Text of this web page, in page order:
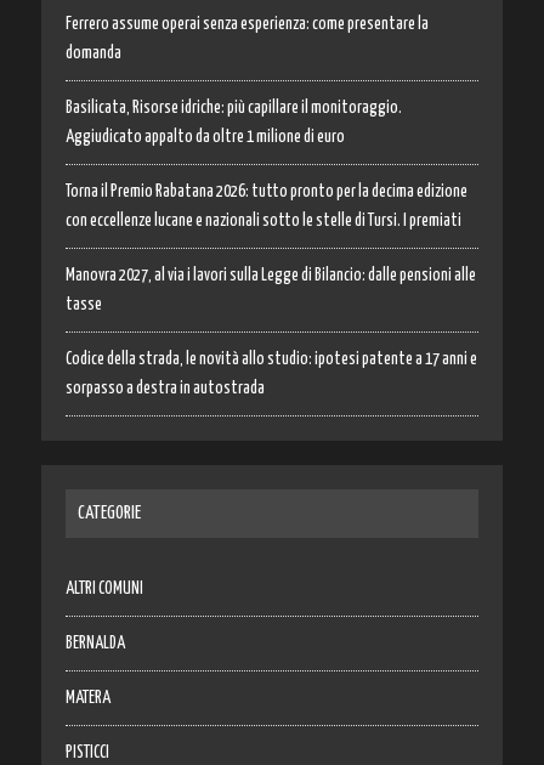
Ferrero assume operai senza esperienza: come presentare la
domanda
Basilicata, Risorse idriche: più capillare il monitoraggio.
Aggiudicato appalto da oltre 1 milione di euro
Torna il Premio Rabatana 2026: tutto pronto per la decima edizione
con eccellenze lucane e nazionali sotto le stelle di Tursi. I premiati
Manovra 2027, al via i lavori sulla Legge di Bilancio: dalle pensioni alle
tasse
Codice della strada, le novità allo studio: ipotesi patente a 17 anni e
sorpasso a destra in autostrada
CATEGORIE
ALTRI COMUNI
BERNALDA
MATERA
PISTICCI